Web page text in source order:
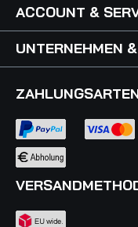
ACCOUNT &
UNTERNEHMEN